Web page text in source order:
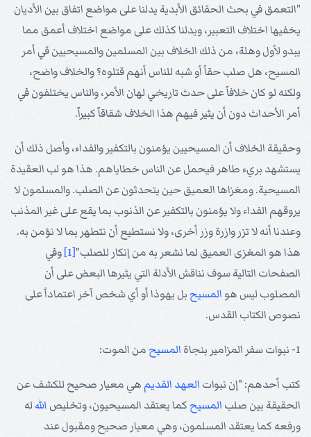
"التعمق في بحث الحقائق الأبدية يدلنا على مواضع اتفاق بين الأديان
يخفيها اختلاف التعبير، ويدلنا كذلك على مواضع اختلاف أعمق مما
يبدو لأول وهلة، من ذلك الخلاف بين المسلمين والمسيحيين قي أمر
المسيح، هل صلب حقاً أو شبه للناس أنهم قتلوه؟ والخلاف واضح،
ولكنه لو كان خلافاً على حدث تاريخي لهان الأمر، والناس يختلفون في
أمر الأحداث دون أن يثير فيهم هذا الخلاف شقاقاً كبيراً.
وحقيقة الخلاف أن المسيحيين يؤمنون بالتكفير والفداء، وأصل ذلك أن
يستشهد بريء طاهر فيحمل عن الناس خطاياهم. هذا هو لب العقيدة
المسيحية. ومغزاها العميق حين يتحدثون عن الصلب. والمسلمون لا
يروقهم الفداء ولا يؤمنون بالتكفير عن الذنوب بما يقع على غير المذنب
وعندنا أنه لا تزر وازرة وزر أخرى، ولا نستطيع أن نتطهر بما لا نؤمن به.
هذا هو المغزى العميق لما نشعر به من إنكار للصلب"[1]
وفي
الصفحات التالية سوف نناقش الأدلة التي يثيرها البعض على أن
المصلوب ليس هو المسيح بل يهوذا أو أي شخص آخر اعتماداً على
نصوص الكتاب القدس.
1- نبوات سفر المزامير بنجاة المسيحمن الموت:
كتب أحدهم: "إن نبوات العهد القديم هي معيار صحيح للكشف عن
الحقيقة بين صلب المسيح كما يعتقد المسيحيون، وتخليص الله له
ورفعه كما يعتقد المسلمون، وهي معيار صحيح ومقبول عند